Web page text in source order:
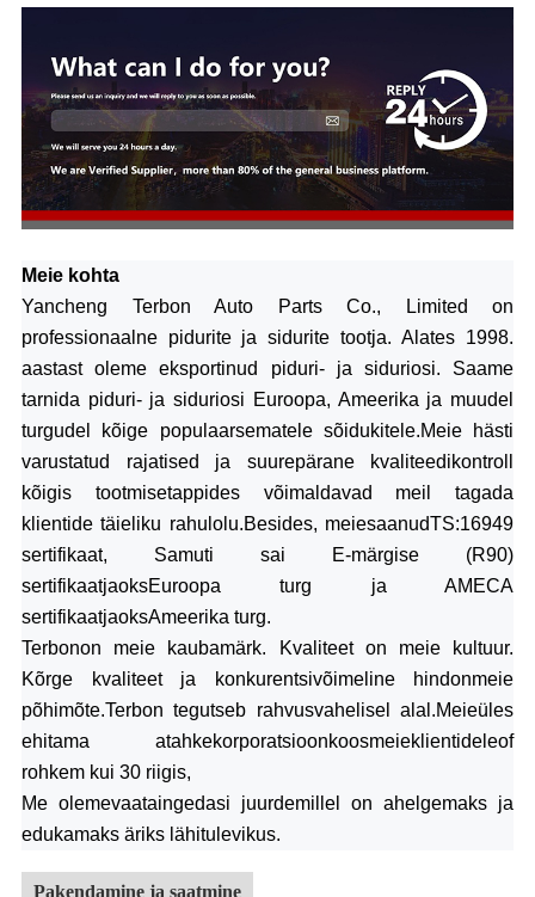
Meie kohta
Yancheng Terbon Auto Parts Co., Limited on
professionaalne pidurite ja sidurite tootja. Alates 1998.
aastast oleme eksportinud piduri- ja siduriosi. Saame
tarnida piduri- ja siduriosi Euroopa, Ameerika ja muudel
turgudel kõige populaarsematele sõidukitele.Meie hästi
varustatud rajatised ja suurepärane kvaliteedikontroll
kõigis tootmisetappides võimaldavad meil tagada
klientide täieliku rahulolu.Besides, meiesaanudTS:16949
sertifikaat, Samuti sai E-märgise (R90)
sertifikaatjaoksEuroopa turg
ja AMECA
sertifikaatjaoksAmeerika turg.
Terbonon meie kaubamärk.
Kvaliteet on meie kultuur.
Kõrge kvaliteet ja konkurentsivõimeline hindonmeie
põhimõte.Terbon tegutseb rahvusvahelisel alal .Meieüles
ehitama atahkekorporatsioonkoosmeieklientideleof
rohkem kui 30 riigis,
Me olemevaataingedasi juurdemillel on ahelgemaks ja
edukamaks äriks lähitulevikus.
Pakendamine ja saatmine